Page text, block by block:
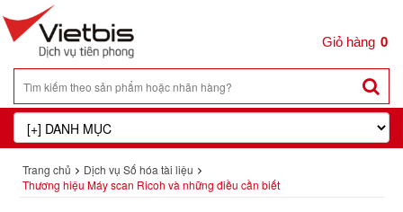
0
Trang chủ
Dịch vụ Số hóa tài liệu
Thương hiệu Máy scan Ricoh và những điều cần biết